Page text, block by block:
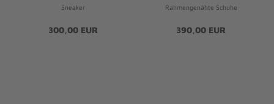
Sneaker
300,00 EUR
Rahmengenähte Schuhe
390,00 EUR